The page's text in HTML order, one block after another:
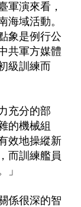
軍演來看，
海域活動。
象是例行公
共軍方媒體
級訓練而
充分的部
的機械組
效地操縱新
而訓練艦員
」
係很深的智